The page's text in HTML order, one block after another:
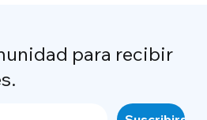
para recibir